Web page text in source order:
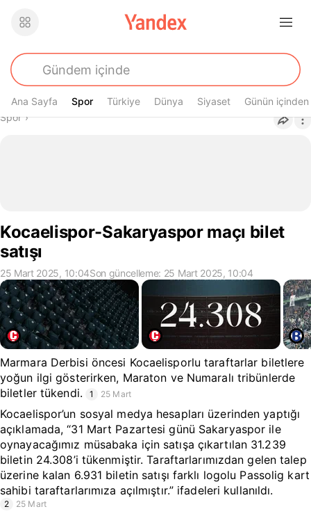
Ana Sayfa Spor
Spor Türkiye Dünya Siyaset Günün içinden
Buradasın
Spor›
Kocaelispor-Sakaryaspor maçı bilet
satışı
25 Mart 2025, 10:04Son güncelleme: 25 Mart 2025, 10:04
Marmara Derbisi öncesi Kocaelisporlu taraftarlar biletlere
yoğun ilgi gösterirken, Maraton ve Numaralı tribünlerde
biletler tükendi.
1 25 Mart
Kocaelispor’un sosyal medya hesapları üzerinden yaptığı
açıklamada, “31 Mart Pazartesi günü Sakaryaspor ile
oynayacağımız müsabaka için satışa çıkartılan 31.239
biletin 24.308’i tükenmiştir. Taraftarlarımızdan gelen talep
üzerine kalan 6.931 biletin satışı farklı logolu Passolig kart
sahibi taraftarlarımıza açılmıştır.” ifadeleri kullanıldı.
2 25 Mart